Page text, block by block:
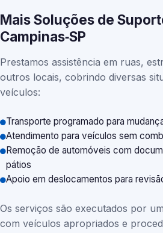
Mais Soluções de
Campinas‑SP
Prestamos assistência em ruas,
outros locais, cobrindo diversas
veículos:
Transporte programado para
Atendimento para veículos sem
Remoção de automóveis com
pátios
Apoio em deslocamentos para
Os serviços são executados por
com veículos apropriados e